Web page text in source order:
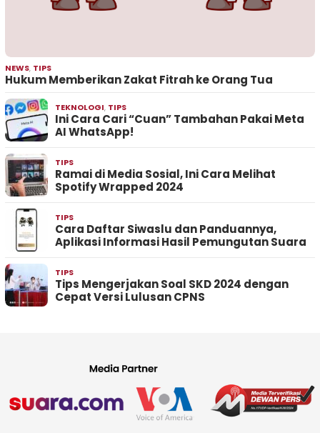
NEWS, TIPS
Hukum Memberikan Zakat Fitrah ke Orang Tua
TEKNOLOGI, TIPS
Ini Cara Cari “Cuan” Tambahan Pakai Meta
AI WhatsApp!
TIPS
Ramai di Media Sosial, Ini Cara Melihat
Spotify Wrapped 2024
TIPS
Cara Daftar Siwaslu dan Panduannya,
Aplikasi Informasi Hasil Pemungutan Suara
TIPS
Tips Mengerjakan Soal SKD 2024 dengan
Cepat Versi Lulusan CPNS